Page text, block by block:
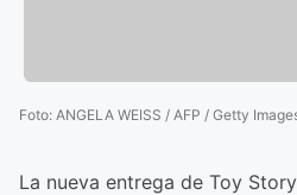
Foto: ANGELA WEISS / AFP / Getty
La nueva entrega de Toy